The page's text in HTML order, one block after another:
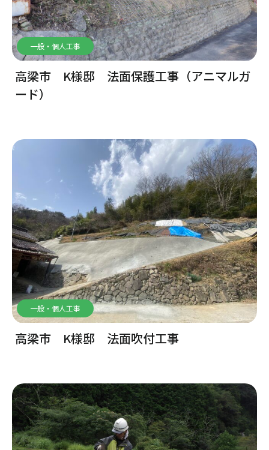
一般・個人工事
高梁市 K様邸 法面保護工事（アニマルガ
ード）
一般・個人工事
高梁市 K様邸 法面吹付工事